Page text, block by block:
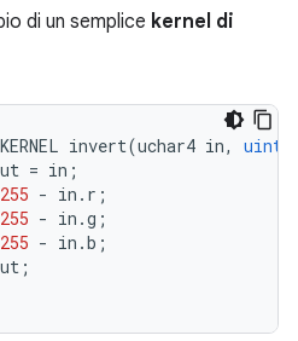
di un semplice kernel di
invert(uchar4 in,
= in ;
255 - in . r ;
255 - in .g ;
255 - in .b ;
;